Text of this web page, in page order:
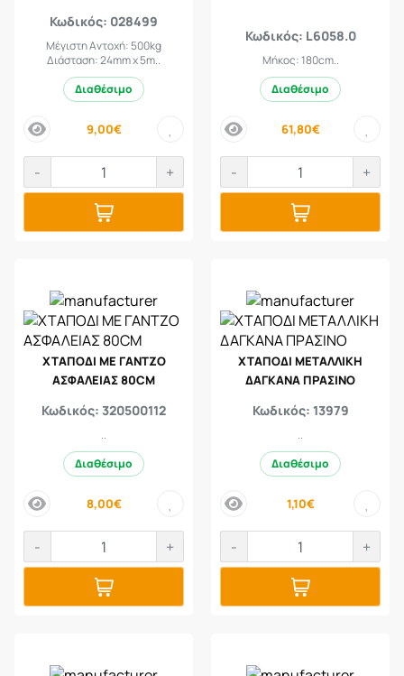
Κωδικός: 028499
Μέγιστη Αντοχή: 500kg
Διάσταση: 24mm x 5m..
Διαθέσιμο
price 9,00€
- +
Κωδικός: L6058.0
Μήκος: 180cm..
Διαθέσιμο
price 61,80€
- +
ΧΤΑΠΟΔΙ ΜΕ ΓΑΝΤΖΟ
ΑΣΦΑΛΕΙΑΣ 80CM
Κωδικός: 320500112
..
Διαθέσιμο
price 8,00€
- +
ΧΤΑΠΟΔΙ ΜΕΤΑΛΛΙΚΗ
ΔΑΓΚΑΝΑ ΠΡΑΣΙΝΟ
Κωδικός: 13979
..
Διαθέσιμο
price 1,10€
- +